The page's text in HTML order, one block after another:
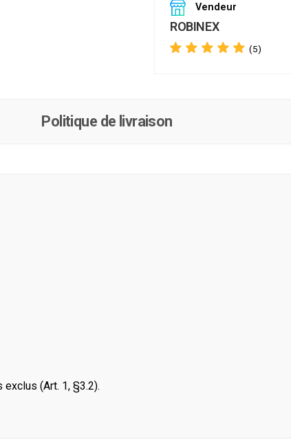
Vendeur
ROBINEX
(5)
Politique de livraison
(Art. 1, §3.2).